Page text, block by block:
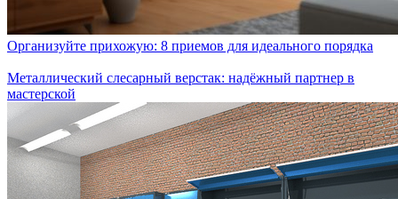
Организуйте прихожую: 8 приемов для идеального порядка
Металлический слесарный верстак: надёжный партнер в
мастерской